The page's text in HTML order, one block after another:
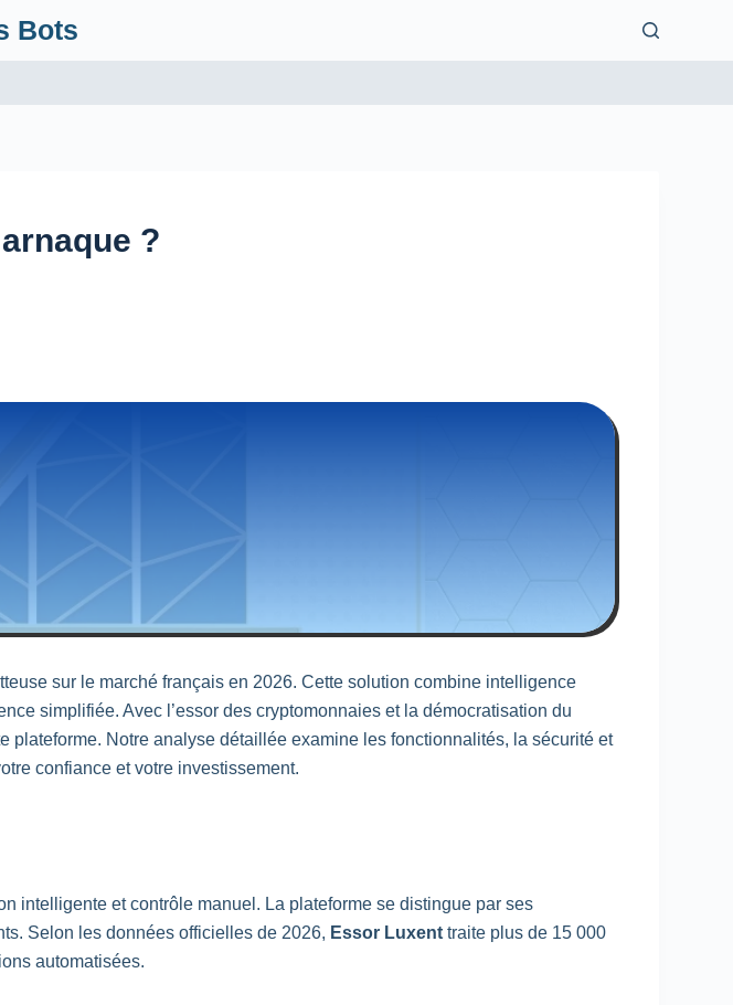
Bots
?
sur le marché français en 2026. Cette solution combine intelligence
simplifiée. Avec l’essor des cryptomonnaies et la démocratisation du
plateforme. Notre analyse détaillée examine les fonctionnalités, la sécurité et
confiance et votre investissement.
intelligente et contrôle manuel. La plateforme se distingue par ses
Selon les données officielles de 2026, Essor Luxent traite plus de 15 000
automatisées.